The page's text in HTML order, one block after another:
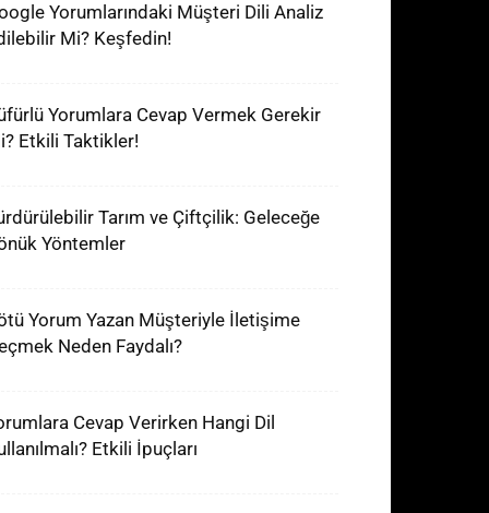
Yorumlarındaki Müşteri Dili Analiz
Mi? Keşfedin!
Yorumlara Cevap Vermek Gerekir
Etkili Taktikler!
Tarım ve Çiftçilik: Geleceğe
Yöntemler
Yorum Yazan Müşteriyle İletişime
Neden Faydalı?
Cevap Verirken Hangi Dil
Etkili İpuçları